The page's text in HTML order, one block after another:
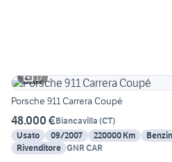
17
Porsche 911 Carrera Coupé
48.000 €Biancavilla (CT)
Usato
09/2007 220000 Km
Rivenditore GNR CAR